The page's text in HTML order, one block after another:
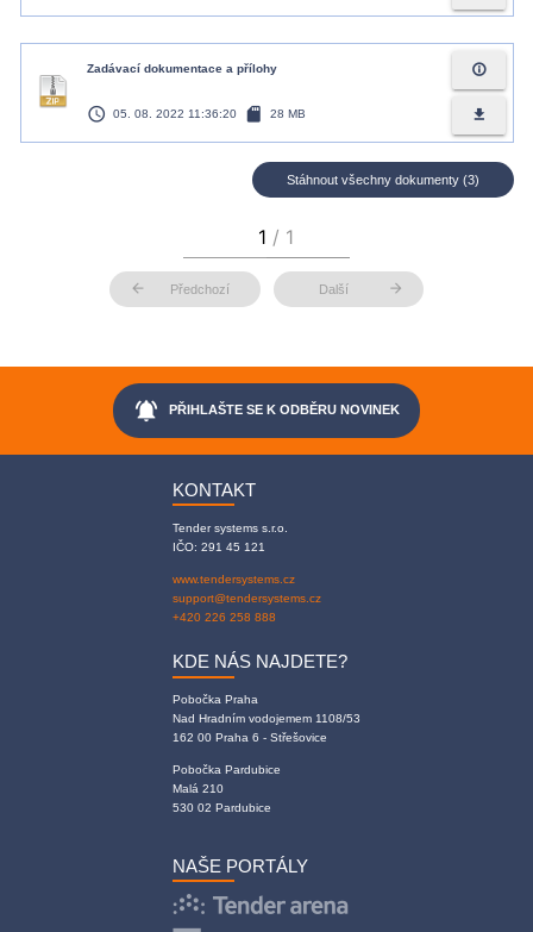
Zadávací dokumentace a přílohy
access_time 05. 08. 2022 11:36:20 sd_card 28 MB
info_outline
file_download
Stáhnout všechny dokumenty (3)
arrow_back Předchozí Další arrow_forward
notifications_active PŘIHLAŠTE SE K ODBĚRU NOVINEK
KONTAKT
Tender systems s.r.o.
IČO: 291 45 121
www.tendersystems.cz
support@tendersystems.cz
+420 226 258 888
KDE NÁS NAJDETE?
Pobočka Praha
Nad Hradním vodojemem 1108/53
162 00 Praha 6 - Střešovice
Pobočka Pardubice
Malá 210
530 02 Pardubice
NAŠE PORTÁLY